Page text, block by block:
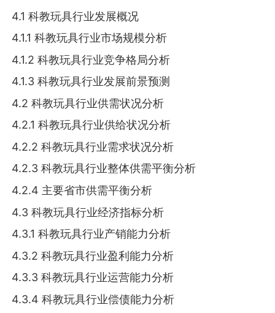
4.1 科教玩具行业发展概况
4.1.1 科教玩具行业市场规模分析
4.1.2 科教玩具行业竞争格局分析
4.1.3 科教玩具行业发展前景预测
4.2 科教玩具行业供需状况分析
4.2.1 科教玩具行业供给状况分析
4.2.2 科教玩具行业需求状况分析
4.2.3 科教玩具行业整体供需平衡分析
4.2.4 主要省市供需平衡分析
4.3 科教玩具行业经济指标分析
4.3.1 科教玩具行业产销能力分析
4.3.2 科教玩具行业盈利能力分析
4.3.3 科教玩具行业运营能力分析
4.3.4 科教玩具行业偿债能力分析